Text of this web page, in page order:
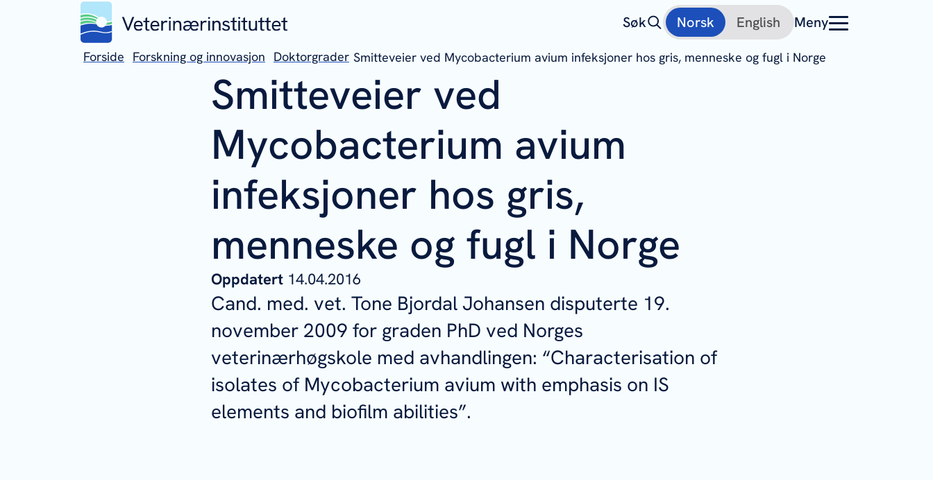
Søk Norsk English Meny
Forside Forskning og innovasjon Doktorgrader Smitteveier ved Mycobacterium avium infeksjoner hos gris, menneske og fugl i Norge
Smitteveier ved
Mycobacterium avium
infeksjoner hos gris,
menneske og fugl i Norge
Oppdatert 14.04.2016
Cand. med. vet. Tone Bjordal Johansen disputerte 19.
november 2009 for graden PhD ved Norges
veterinærhøgskole med avhandlingen: “Characterisation of
isolates of Mycobacterium avium with emphasis on IS
elements and biofilm abilities”.